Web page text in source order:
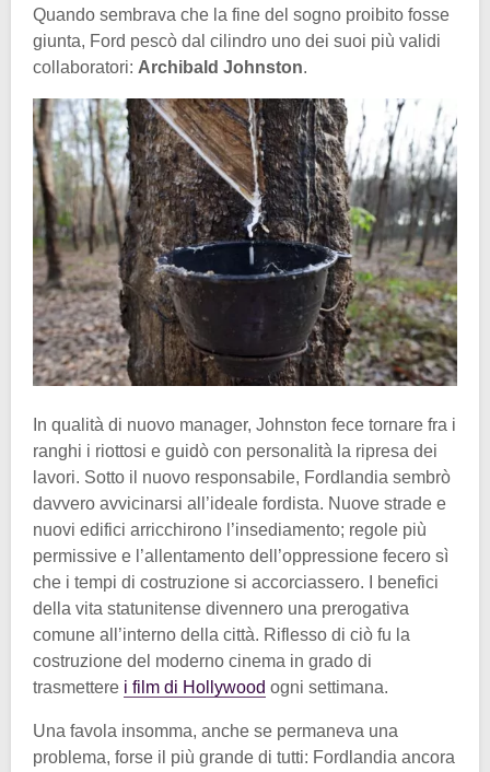
Quando sembrava che la fine del sogno proibito fosse
giunta, Ford pescò dal cilindro uno dei suoi più validi
collaboratori: Archibald Johnston.
In qualità di nuovo manager, Johnston fece tornare fra i
ranghi i riottosi e guidò con personalità la ripresa dei
lavori. Sotto il nuovo responsabile, Fordlandia sembrò
davvero avvicinarsi all’ideale fordista. Nuove strade e
nuovi edifici arricchirono l’insediamento; regole più
permissive e l’allentamento dell’oppressione fecero sì
che i tempi di costruzione si accorciassero. I benefici
della vita statunitense divennero una prerogativa
comune all’interno della città. Riflesso di ciò fu la
costruzione del moderno cinema in grado di
trasmettere i film di Hollywood ogni settimana.
Una favola insomma, anche se permaneva una
problema, forse il più grande di tutti: Fordlandia ancora